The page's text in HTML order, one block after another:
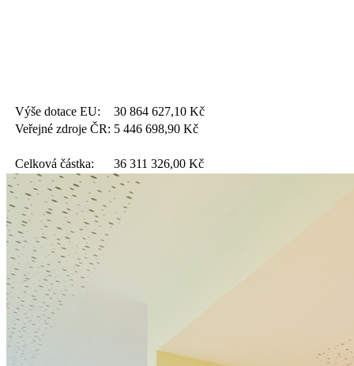
Výše dotace EU: 30 864 627,10 Kč
Veřejné zdroje ČR: 5 446 698,90 Kč
Celková částka: 36 311 326,00 Kč